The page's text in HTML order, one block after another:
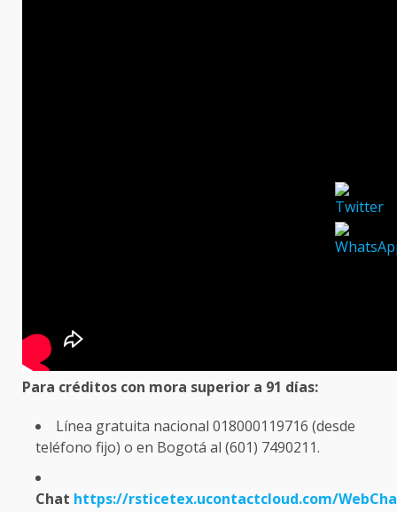
Para créditos con mora superior a 91 días:
Línea gratuita nacional 018000119716 (desde
teléfono fijo) o en Bogotá al (601) 7490211.
Chat https://rsticetex.ucontactcloud.com/